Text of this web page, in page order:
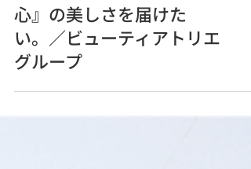
すべての方へ。『髪と体と
心』の美しさを届けた